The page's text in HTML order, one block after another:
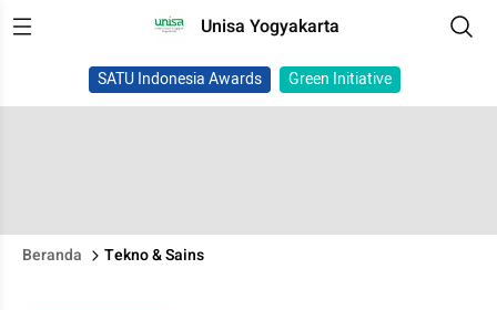
Unisa Yogyakarta
SATU Indonesia Awards Green Initiative
Beranda Tekno & Sains